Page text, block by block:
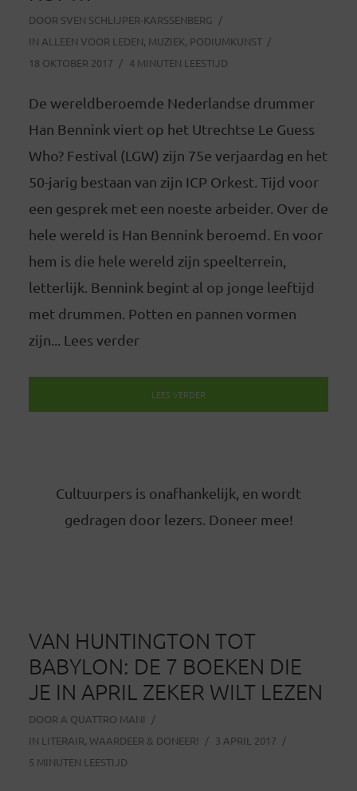
DOOR SVEN SCHLIJPER-KARSSENBERG
IN ALLEEN VOOR LEDEN, MUZIEK, PODIUMKUNST
18 OKTOBER 2017
4 MINUTEN LEESTIJD
De wereldberoemde Nederlandse drummer
Han Bennink viert op het Utrechtse Le Guess
Who? Festival (LGW) zijn 75e verjaardag en het
50-jarig bestaan van zijn ICP Orkest. Tijd voor
een gesprek met een noeste arbeider. Over de
hele wereld is Han Bennink beroemd. En voor
hem is die hele wereld zijn speelterrein,
letterlijk. Bennink begint al op jonge leeftijd
met drummen. Potten en pannen vormen
zijn... Lees verder
LEES VERDER
Cultuurpers is onafhankelijk, en wordt
gedragen door lezers. Doneer mee!
VAN HUNTINGTON TOT
BABYLON: DE 7 BOEKEN DIE
JE IN APRIL ZEKER WILT LEZEN
DOOR A QUATTRO MANI
IN LITERAIR, WAARDEER & DONEER!
3 APRIL 2017
5 MINUTEN LEESTIJD